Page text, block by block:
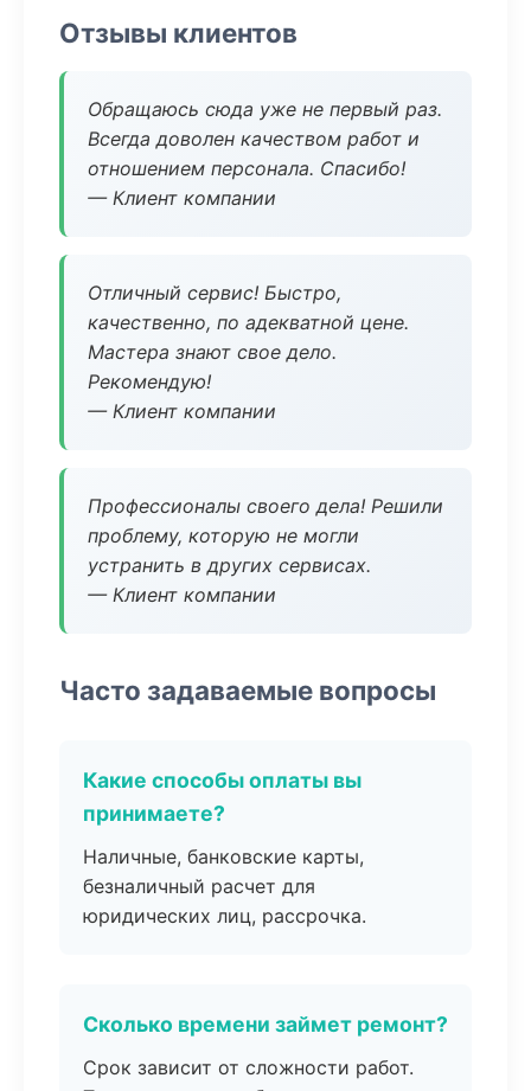
Отзывы клиентов
Обращаюсь сюда уже не первый раз.
Всегда доволен качеством работ и
отношением персонала. Спасибо!
— Клиент компании
Отличный сервис! Быстро,
качественно, по адекватной цене.
Мастера знают свое дело.
Рекомендую!
— Клиент компании
Профессионалы своего дела! Решили
проблему, которую не могли
устранить в других сервисах.
— Клиент компании
Часто задаваемые вопросы
Какие способы оплаты вы
принимаете?
Наличные, банковские карты,
безналичный расчет для
юридических лиц, рассрочка.
Сколько времени займет ремонт?
Срок зависит от сложности работ.